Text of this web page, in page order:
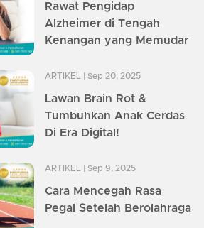
Rawat Pengidap
Alzheimer di Tengah
Kenangan yang Memudar
ARTIKEL | Sep 20, 2025
Lawan Brain Rot &
Tumbuhkan Anak Cerdas
Di Era Digital!
ARTIKEL | Sep 9, 2025
Cara Mencegah Rasa
Pegal Setelah Berolahraga